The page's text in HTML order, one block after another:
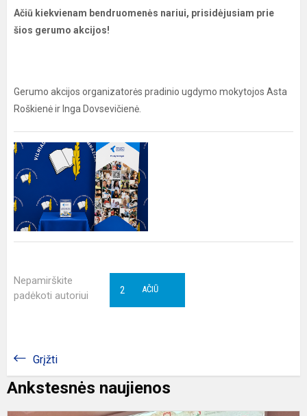
Ačiū kiekvienam bendruomenės nariui, prisidėjusiam prie
šios gerumo akcijos!
Gerumo akcijos organizatorės pradinio ugdymo mokytojos Asta
Roškienė ir Inga Dovsevičienė.
Nepamirškite
padėkoti autoriui
AČIŪ
2
Grįžti
Ankstesnės naujienos